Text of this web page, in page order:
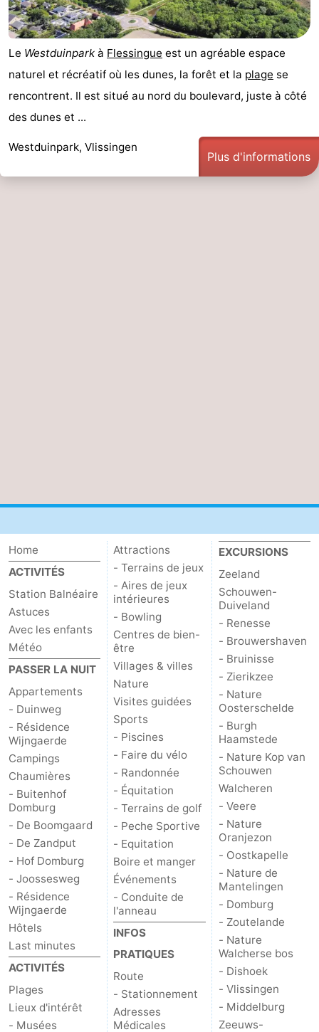
Le Westduinpark à Flessingue est un agréable espace
naturel et récréatif où les dunes, la forêt et la plage se
rencontrent. Il est situé au nord du boulevard, juste à côté
des dunes et ...
Westduinpark, Vlissingen
Plus d'informations
Home
ACTIVITÉS
Station Balnéaire
Astuces
Avec les enfants
Météo
PASSER LA NUIT
Appartements
- Duinweg
- Résidence
Wijngaerde
Campings
Chaumières
- Buitenhof
Domburg
- De Boomgaard
- De Zandput
- Hof Domburg
- Joossesweg
- Résidence
Wijngaerde
Hôtels
Last minutes
ACTIVITÉS
Plages
Lieux d'intérêt
- Musées
Attractions
- Terrains de jeux
- Aires de jeux
intérieures
- Bowling
Centres de bien-
être
Villages & villes
Nature
Visites guidées
Sports
- Piscines
- Faire du vélo
- Randonnée
- Équitation
- Terrains de golf
- Peche Sportive
- Equitation
Boire et manger
Événements
- Conduite de
l'anneau
INFOS
PRATIQUES
Route
- Stationnement
Adresses
Médicales
EXCURSIONS
Zeeland
Schouwen-
Duiveland
- Renesse
- Brouwershaven
- Bruinisse
- Zierikzee
- Nature
Oosterschelde
- Burgh
Haamstede
- Nature Kop van
Schouwen
Walcheren
- Veere
- Nature
Oranjezon
- Oostkapelle
- Nature de
Mantelingen
- Domburg
- Zoutelande
- Nature
Walcherse bos
- Dishoek
- Vlissingen
- Middelburg
Zeeuws-